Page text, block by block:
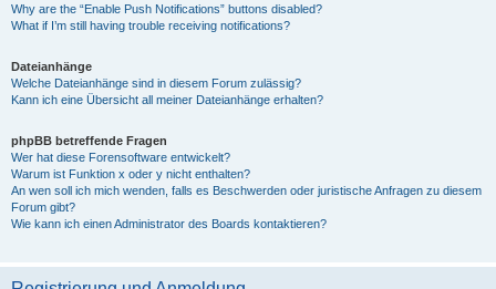
Why are the “Enable Push Notifications” buttons disabled?
What if I’m still having trouble receiving notifications?
Dateianhänge
Welche Dateianhänge sind in diesem Forum zulässig?
Kann ich eine Übersicht all meiner Dateianhänge erhalten?
phpBB betreffende Fragen
Wer hat diese Forensoftware entwickelt?
Warum ist Funktion x oder y nicht enthalten?
An wen soll ich mich wenden, falls es Beschwerden oder juristische Anfragen zu diesem
Forum gibt?
Wie kann ich einen Administrator des Boards kontaktieren?